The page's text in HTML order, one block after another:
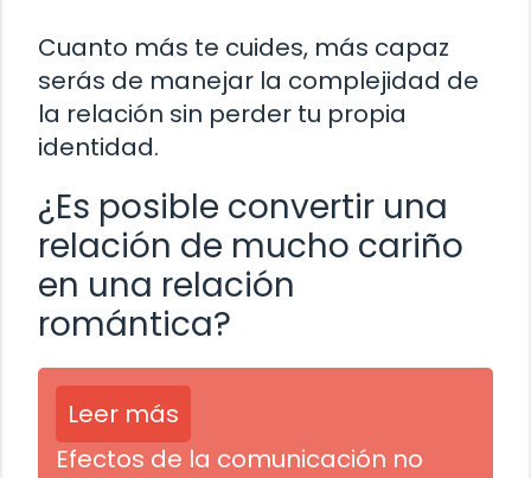
Cuanto más te cuides, más capaz
serás de manejar la complejidad de
la relación sin perder tu propia
identidad.
¿Es posible convertir una
relación de mucho cariño
en una relación
romántica?
Leer más
Efectos de la comunicación no